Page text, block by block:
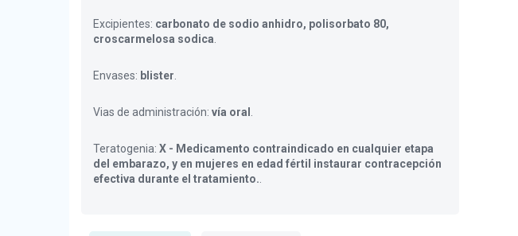
Excipientes: carbonato de sodio anhidro, polisorbato 80,
croscarmelosa sodica
Envases: blister
Vias de administración: vía oral
Teratogenia: X - Medicamento contraindicado en cualquier etapa
del embarazo, y en mujeres en edad fértil instaurar contracepción
efectiva durante el tratamiento.